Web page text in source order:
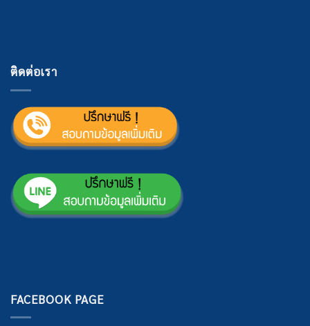
ติดต่อเรา
FACEBOOK PAGE